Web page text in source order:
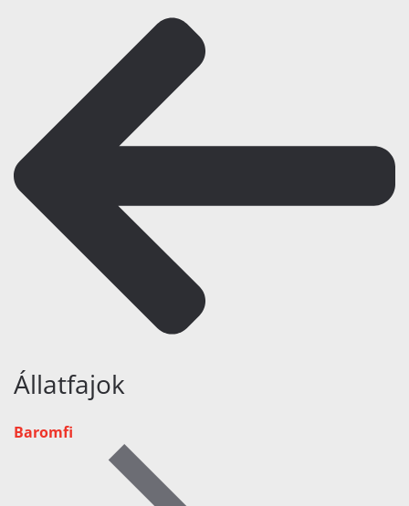
Állatfajok
Baromfi